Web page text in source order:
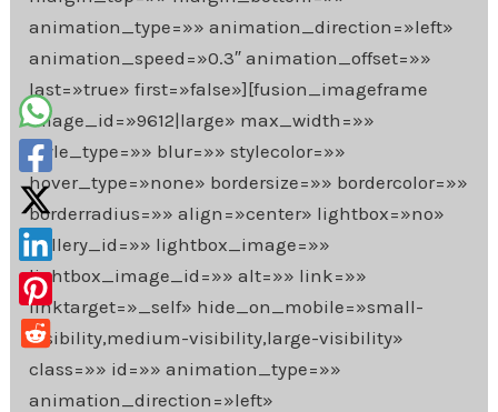
animation_type=»» animation_direction=»left»
animation_speed=»0.3″ animation_offset=»»
last=»true» first=»false»][fusion_imageframe
image_id=»9612|large» max_width=»»
style_type=»» blur=»» stylecolor=»»
hover_type=»none» bordersize=»» bordercolor=»»
borderradius=»» align=»center» lightbox=»no»
gallery_id=»» lightbox_image=»»
lightbox_image_id=»» alt=»» link=»»
linktarget=»_self» hide_on_mobile=»small-
visibility,medium-visibility,large-visibility»
class=»» id=»» animation_type=»»
animation_direction=»left»